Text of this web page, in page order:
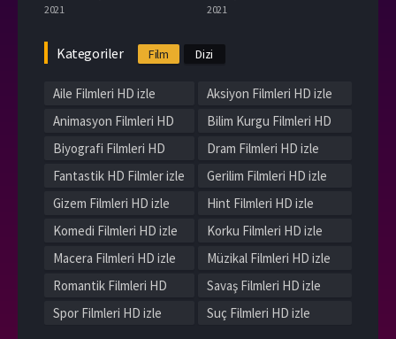
2021 2021
Kategoriler Film Dizi
Aile Filmleri HD izle
Aksiyon Filmleri HD izle
Animasyon Filmleri HD
izle
Bilim Kurgu Filmleri HD
izle
Biyografi Filmleri HD
izle
Dram Filmleri HD izle
Fantastik HD Filmler izle
Gerilim Filmleri HD izle
Gizem Filmleri HD izle
Hint Filmleri HD izle
Komedi Filmleri HD izle
Korku Filmleri HD izle
Macera Filmleri HD izle
Müzikal Filmleri HD izle
Romantik Filmleri HD
izle
Savaş Filmleri HD izle
Spor Filmleri HD izle
Suç Filmleri HD izle